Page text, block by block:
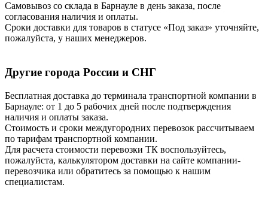
Самовывоз со склада в Барнауле в день заказа, после
согласования наличия и оплаты.
Сроки доставки для товаров в статусе «Под заказ» уточняйте,
пожалуйста, у наших менеджеров.
Другие города России и СНГ
Бесплатная доставка до терминала транспортной компании в
Барнауле: от 1 до 5 рабочих дней после подтверждения
наличия и оплаты заказа.
Стоимость и сроки междугородних перевозок рассчитываем
по тарифам транспортной компании.
Для расчета стоимости перевозки ТК воспользуйтесь,
пожалуйста, калькулятором доставки на сайте компании-
перевозчика или обратитесь за помощью к нашим
специалистам.